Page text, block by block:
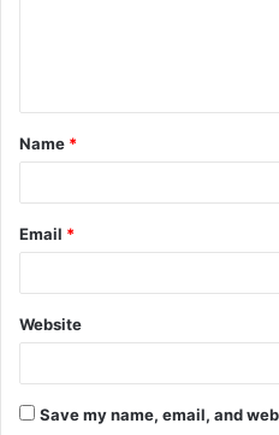
t
*
Name *
Email *
Website
Save my name, email, and